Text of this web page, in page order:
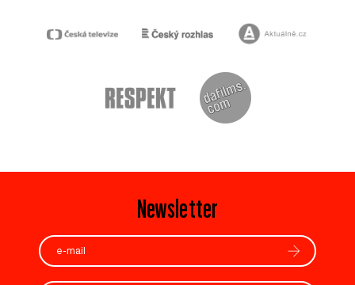
Newsletter